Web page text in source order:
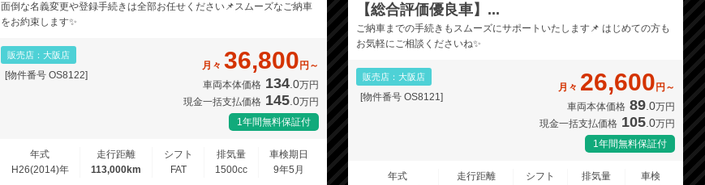
面倒な名義変更や登録手続きは全部お任せください📌スムーズなご納車
をお約束します✨
販売店：大阪店
[物件番号 OS8122]
月々36,800 円～
車両本体価格 134.0万円
現金一括支払価格 145.0万円
1年間無料保証付
年式
H26(2014)年
走行距離
113,000km
シフト
FAT
排気量
1500cc
車検期日
9年5月
【総合評価優良車】...
ご納車までの手続きもスムーズにサポートいたします📌 はじめての方も
お気軽にご相談くださいね✨
販売店：大阪店
[物件番号 OS8121]
月々 26,600 円～
車両本体価格 89.0万円
現金一括支払価格 105.0万円
1年間無料保証付
年式
走行距離
シフト
排気量
車検